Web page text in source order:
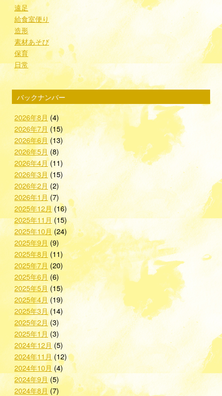
遠足
給食室便り
造形
素材あそび
保育
日常
バックナンバー
2026年8月(4)
2026年7月(15)
2026年6月(13)
2026年5月 (8)
2026年4月(11)
2026年3月 (15)
2026年2月 (2)
2026年1月(7)
2025年12月 (16)
2025年11月(15)
2025年10月 (24)
2025年9月 (9)
2025年8月 (11)
2025年7月 (20)
2025年6月 (6)
2025年5月 (15)
2025年4月(19)
2025年3月(14)
2025年2月(3)
2025年1月 (3)
2024年12月(5)
2024年11月 (12)
2024年10月 (4)
2024年9月(5)
2024年8月 (7)